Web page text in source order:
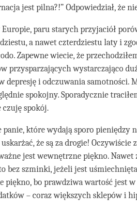
jest pilna?!” Odpowiedział, że
paru starych przyjaciół
a nawet czterdziestu laty i
Zapewne wiecie, że
przysparzających wystarczająco
depresję i odczuwania samotności.
spokojny. Sporadycznie
czuję spokój.
panie, które wydają sporo pieniędzy
że są za drogie!
jest wewnętrzne piękno.
bez szminki, jeżeli jest
piękno, bo prawdziwa wartość jest
– coraz większych sklepów i